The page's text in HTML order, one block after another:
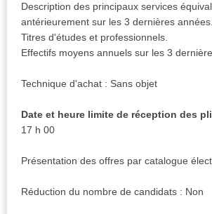
Description des principaux services
antérieurement sur les 3 dernières années.
Titres d'études et professionnels.
Effectifs moyens annuels sur les 3
Technique d'achat : Sans objet
Date et heure limite de réception des
17 h 00
Présentation des offres par catalogue
Réduction du nombre de candidats : Non